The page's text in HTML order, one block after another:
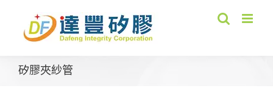
content
矽膠夾紗管